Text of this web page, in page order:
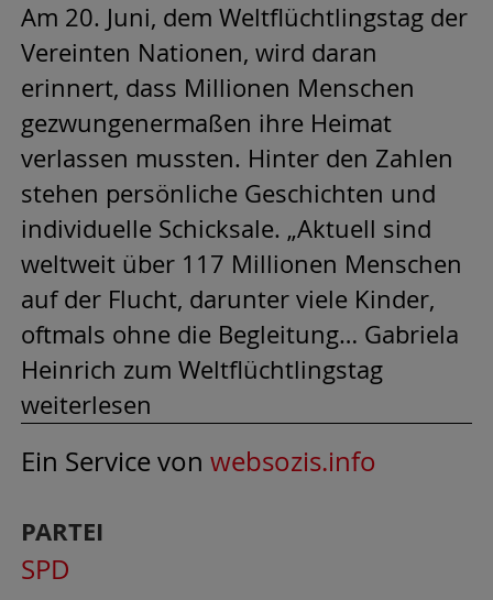
Am 20. Juni, dem Weltflüchtlingstag der
Vereinten Nationen, wird daran
erinnert, dass Millionen Menschen
gezwungenermaßen ihre Heimat
verlassen mussten. Hinter den Zahlen
stehen persönliche Geschichten und
individuelle Schicksale. „Aktuell sind
weltweit über 117 Millionen Menschen
auf der Flucht, darunter viele Kinder,
oftmals ohne die Begleitung… Gabriela
Heinrich zum Weltflüchtlingstag
weiterlesen
Ein Service von websozis.info
PARTEI
SPD